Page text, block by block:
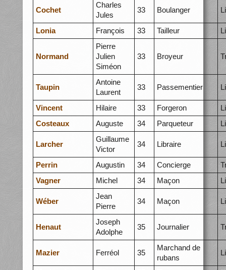
Cochet
Charles
Jules
33 Boulanger
Lonia François 33 Tailleur
Normand
Pierre
Julien
Siméon
33 Broyeur
Taupin
Antoine
Laurent
33 Passementier
Vincent Hilaire 33 Forgeron
Costeaux
Auguste 34 Parqueteur
Larcher
Guillaume
Victor
34 Libraire
Perrin Augustin 34 Concierge
Vagner
Michel 34 Maçon
Wéber
Jean
Pierre
34 Maçon
Henaut
Joseph
Adolphe
35 Journalier
Mazier Ferréol 35
Marchand de
rubans